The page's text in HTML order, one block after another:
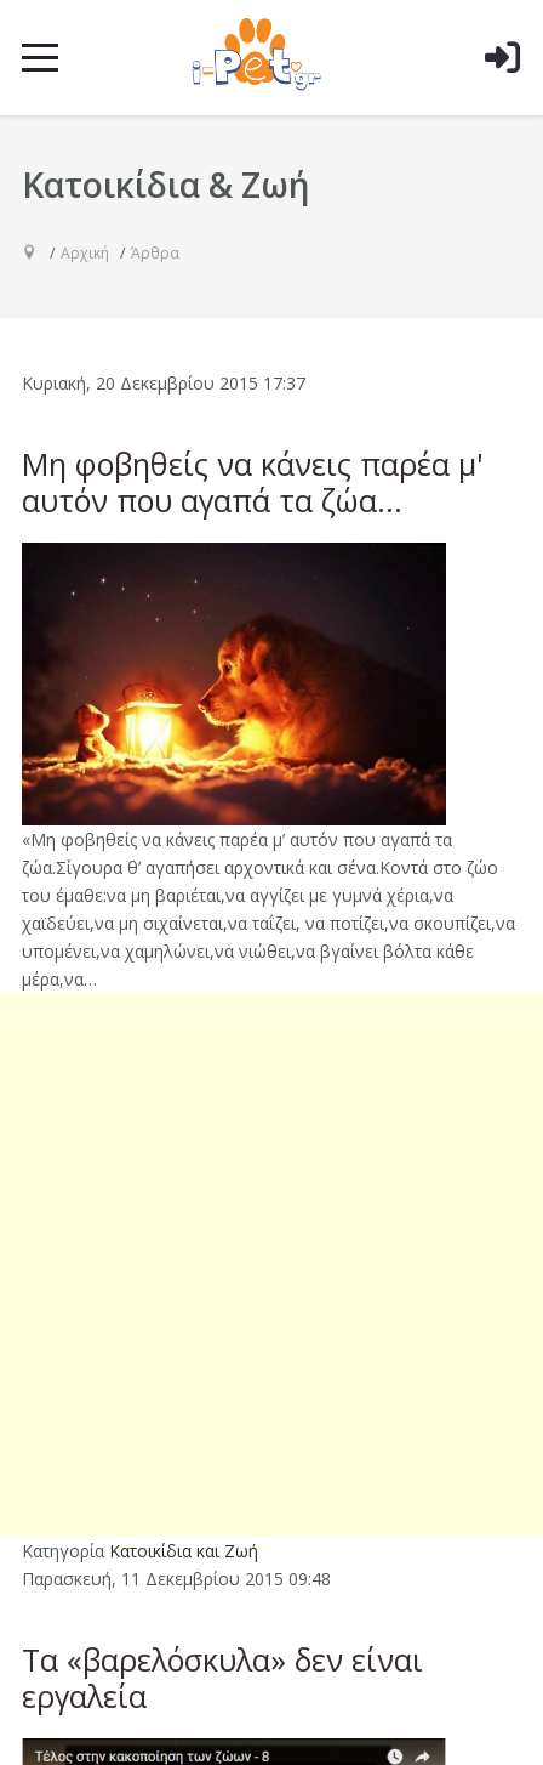
Κατοικίδια & Ζωή
Αρχική Άρθρα
Κυριακή, 20 Δεκεμβρίου 2015 17:37
Μη φοβηθείς να κάνεις παρέα μ'
αυτόν που αγαπά τα ζώα...
«Μη φοβηθείς να κάνεις παρέα μ’ αυτόν που αγαπά τα
ζώα.Σίγουρα θ’ αγαπήσει αρχοντικά και σένα.Κοντά στο ζώο
του έμαθε:να μη βαριέται,να αγγίζει με γυμνά χέρια,να
χαϊδεύει,να μη σιχαίνεται,να ταΐζει, να ποτίζει,να σκουπίζει,να
υπομένει,να χαμηλώνει,να νιώθει,να βγαίνει βόλτα κάθε
μέρα,να…
Κατηγορία Κατοικίδια και Ζωή
Παρασκευή, 11 Δεκεμβρίου 2015 09:48
Τα «βαρελόσκυλα» δεν είναι
εργαλεία